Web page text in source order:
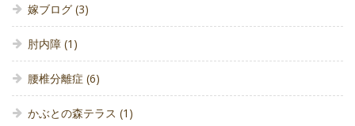
嫁ブログ (3)
肘内障 (1)
腰椎分離症 (6)
かぶとの森テラス (1)